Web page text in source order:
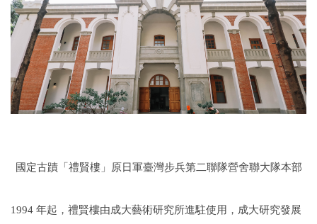
國定古蹟「禮賢樓」原日軍臺灣步兵第二聯隊營舍聯大隊本部
1994 年起，禮賢樓由成大藝術研究所進駐使用，成大研究發展